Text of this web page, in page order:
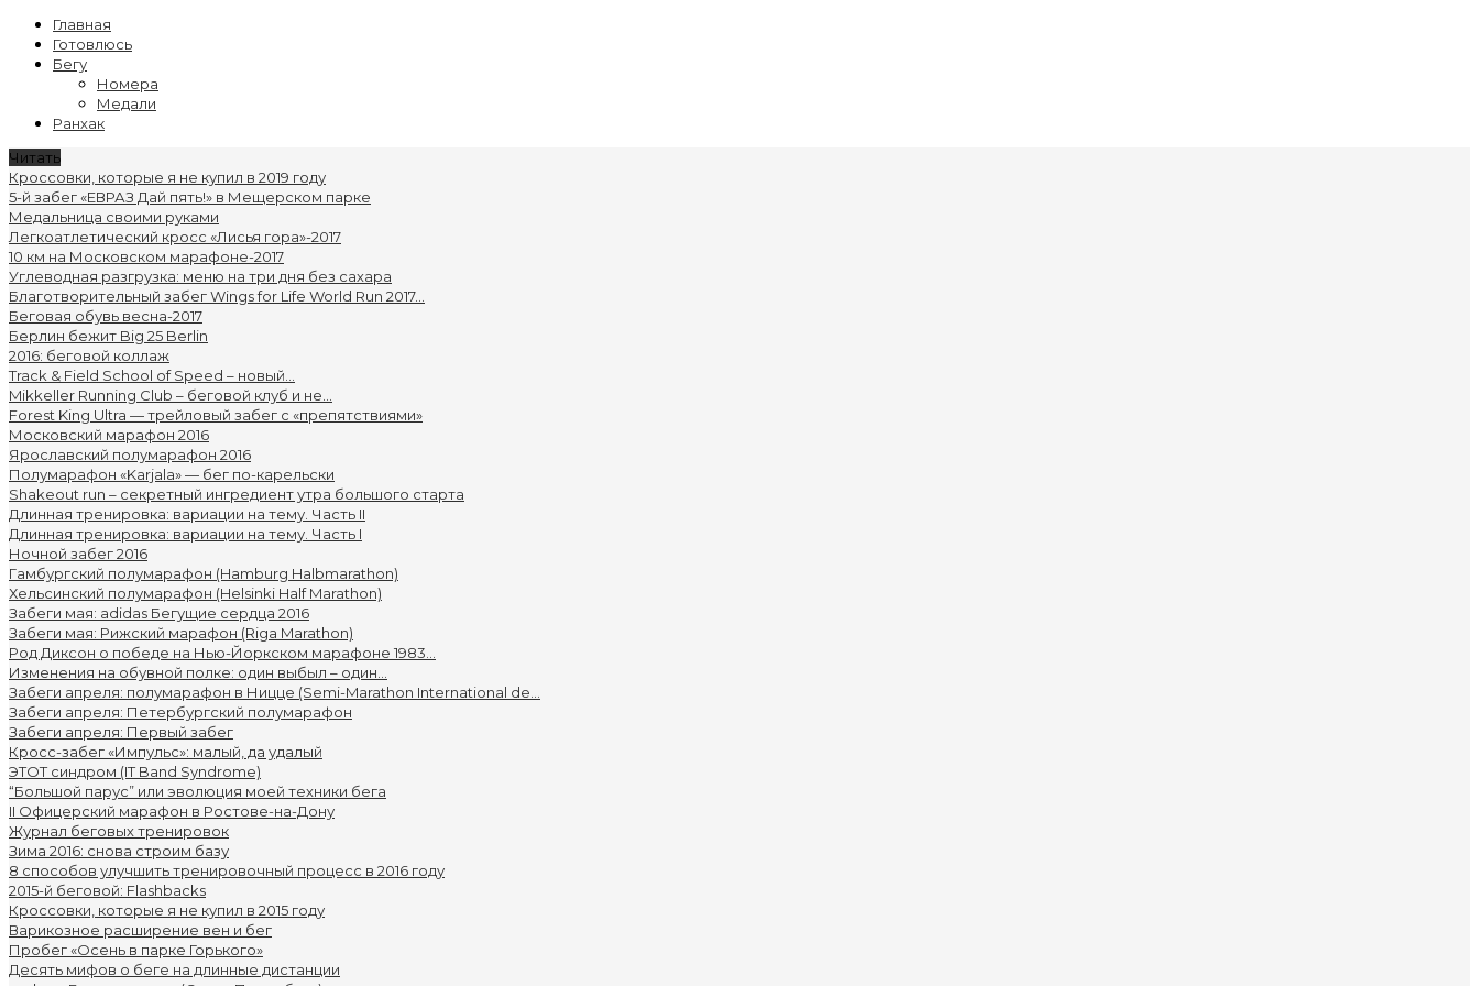
Главная
Готовлюсь
Бегу
Номера
Медали
Ранхак
Читать
Кроссовки, которые я не купил в 2019 году
5-й забег «ЕВРАЗ Дай пять!» в Мещерском парке
Медальница своими руками
Легкоатлетический кросс «Лисья гора»-2017
10 км на Московском марафоне-2017
Углеводная разгрузка: меню на три дня без сахара
Благотворительный забег Wings for Life World Run 2017...
Беговая обувь весна-2017
Берлин бежит Big 25 Berlin
2016: беговой коллаж
Track & Field School of Speed – новый...
Mikkeller Running Club – беговой клуб и не...
Forest King Ultra — трейловый забег с «препятствиями»
Московский марафон 2016
Ярославский полумарафон 2016
Полумарафон «Karjala» — бег по-карельски
Shakeout run – секретный ингредиент утра большого старта
Длинная тренировка: вариации на тему. Часть II
Длинная тренировка: вариации на тему. Часть I
Ночной забег 2016
Гамбургский полумарафон (Hamburg Halbmarathon)
Хельсинcкий полумарафон (Helsinki Half Marathon)
Забеги мая: adidas Бегущие сердца 2016
Забеги мая: Рижский марафон (Riga Marathon)
Род Диксон о победе на Нью-Йоркском марафоне 1983...
Изменения на обувной полке: один выбыл – один...
Забеги апреля: полумарафон в Ницце (Semi-Marathon International de...
Забеги апреля: Петербургский полумарафон
Забеги апреля: Первый забег
Кросс-забег «Импульс»: малый, да удалый
ЭТОТ синдром (IT Band Syndrome)
“Большой парус” или эволюция моей техники бега
II Офицерский марафон в Ростове-на-Дону
Журнал беговых тренировок
Зима 2016: снова строим базу
8 способов улучшить тренировочный процесс в 2016 году
2015-й беговой: Flashbacks
Кроссовки, которые я не купил в 2015 году
Варикозное расширение вен и бег
Пробег «Осень в парке Горького»
Десять мифов о беге на длинные дистанции